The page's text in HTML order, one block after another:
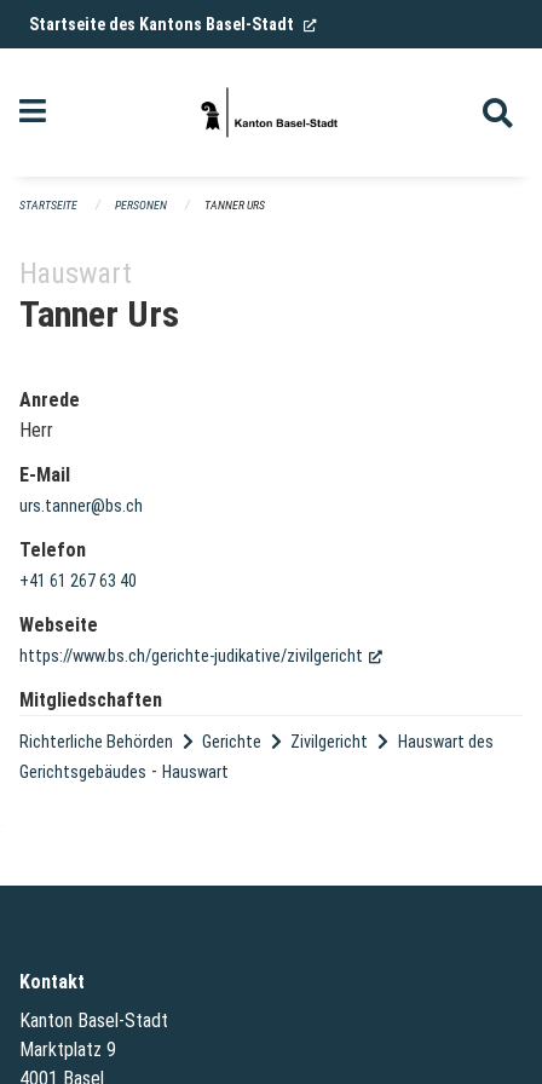
Navigation überspringen
Startseite des Kantons Basel-Stadt (External Link)
STARTSEITE PERSONEN TANNER URS
Hauswart
Tanner Urs
Anrede
Herr
E-Mail
urs.tanner@bs.ch
Telefon
+41 61 267 63 40
Webseite
https://www.bs.ch/gerichte-judikative/zivilgericht (External Link)
Mitgliedschaften
Richterliche Behörden Gerichte Zivilgericht
Hauswart des
Gerichtsgebäudes - Hauswart
Kontakt
Kanton Basel-Stadt
Marktplatz 9
4001 Basel